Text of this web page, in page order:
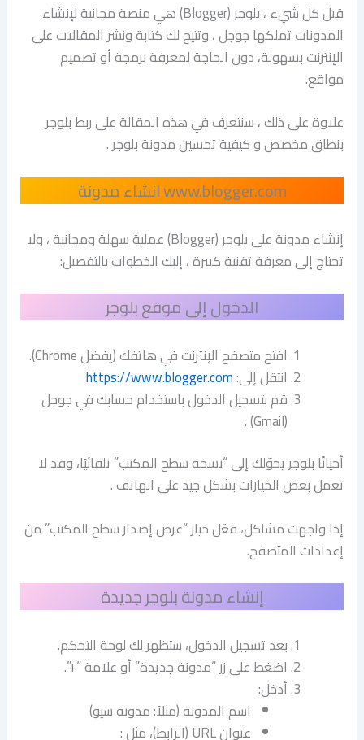
قبل كل شيء ، بلوجر (Blogger) هي منصة مجانية لإنشاء
المدونات تملكها جوجل ، وتتيح لك كتابة ونشر المقالات على
الإنترنت بسهولة، دون الحاجة لمعرفة برمجة أو تصميم
مواقع.
علاوة على ذلك ، سنتعرف في هذه المقالة على ربط بلوجر
بنطاق مخصص و كيفية تحسين مدونة بلوجر .
www.blogger.com انشاء مدونة
إنشاء مدونة على بلوجر (Blogger) عملية سهلة ومجانية ، ولا
تحتاج إلى معرفة تقنية كبيرة ، إليك الخطوات بالتفصيل:
الدخول إلى موقع بلوجر
افتح متصفح الإنترنت في هاتفك (يفضل Chrome).
انتقل إلى:https://www.blogger.com
قم بتسجيل الدخول باستخدام حسابك في جوجل
(Gmail) .
أحيانًا بلوجر يحوّلك إلى “نسخة سطح المكتب” تلقائيًا، وقد لا
تعمل بعض الخيارات بشكل جيد على الهاتف .
إذا واجهت مشاكل، فعّل خيار “عرض إصدار سطح المكتب” من
إعدادات المتصفح.
إنشاء مدونة بلوجر جديدة
بعد تسجيل الدخول، ستظهر لك لوحة التحكم.
اضغط على زر “مدونة جديدة” أو علامة “+”.
أدخل:
اسم المدونة (مثلاً: مدونة سيو)
عنوان URL (الرابط)، مثل :